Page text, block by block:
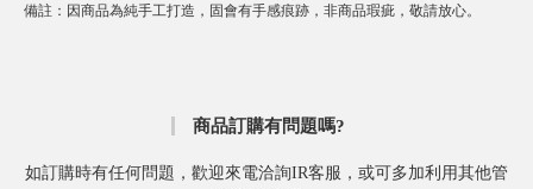
備註 ： 因商品為純手工打造，固會有手感痕跡，非商品瑕疵，敬請放心。
商品訂購有問題嗎?
如訂購時有任何問題，歡迎來電洽詢IR客服，或可多加利用其他管